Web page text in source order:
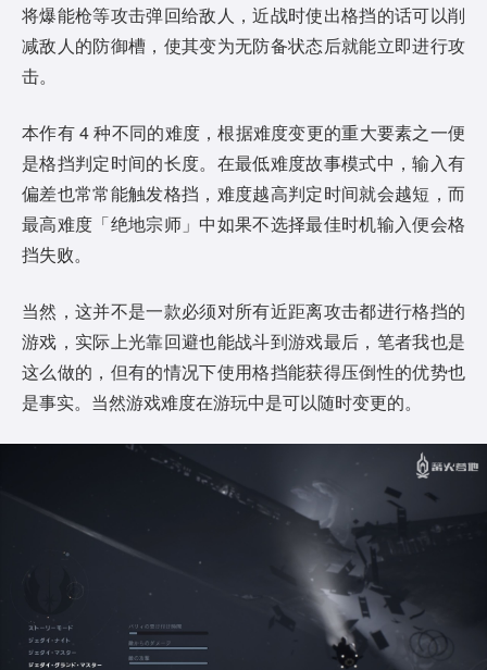
将爆能枪等攻击弹回给敌人，近战时使出格挡的话可以削
减敌人的防御槽，使其变为无防备状态后就能立即进行攻
击。
本作有 4 种不同的难度，根据难度变更的重大要素之一便
是格挡判定时间的长度。在最低难度故事模式中，输入有
偏差也常常能触发格挡，难度越高判定时间就会越短，而
最高难度「绝地宗师」中如果不选择最佳时机输入便会格
挡失败。
当然，这并不是一款必须对所有近距离攻击都进行格挡的
游戏，实际上光靠回避也能战斗到游戏最后，笔者我也是
这么做的，但有的情况下使用格挡能获得压倒性的优势也
是事实。当然游戏难度在游玩中是可以随时变更的。